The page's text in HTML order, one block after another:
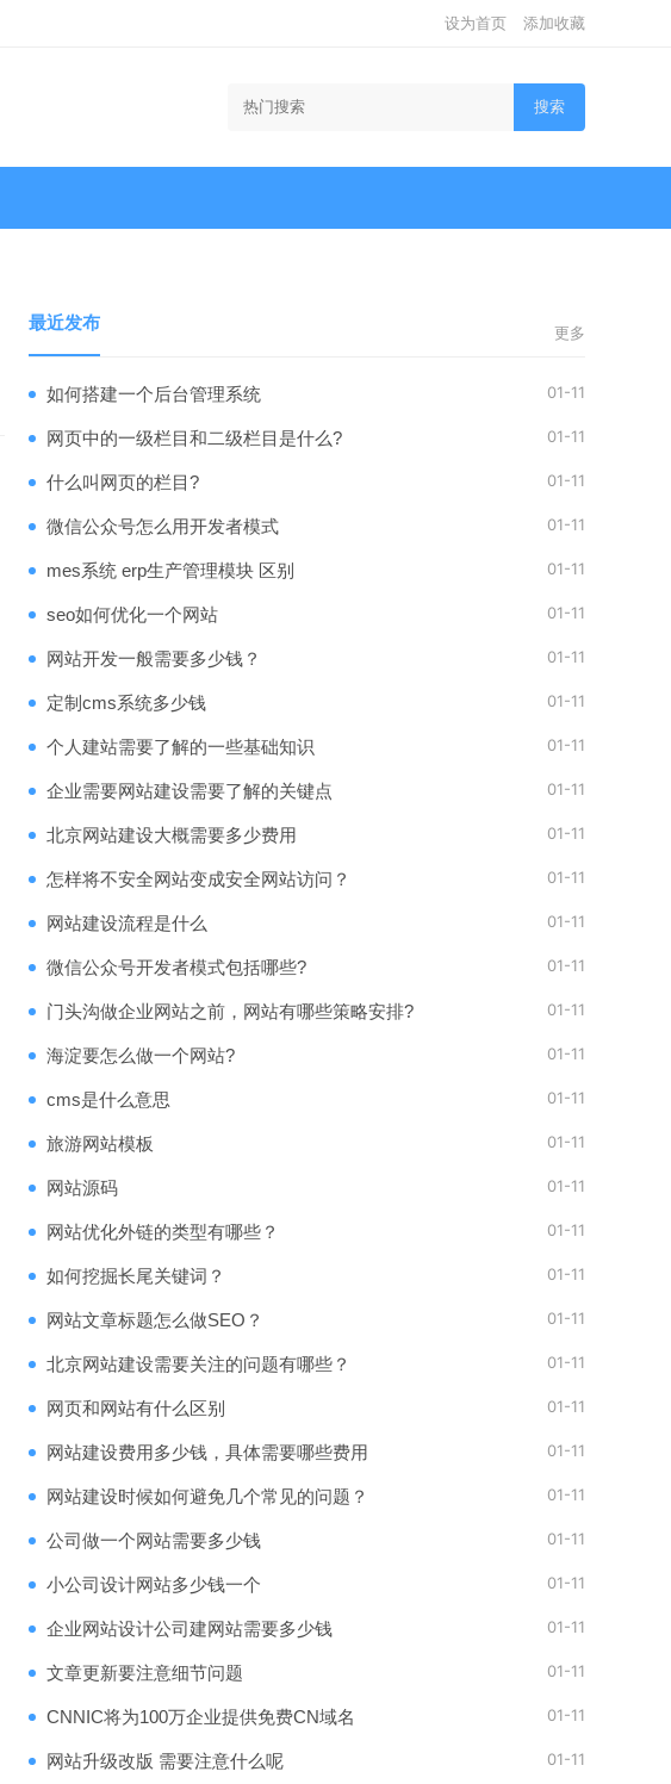
设为首页 添加收藏
搜索
最近发布 更多
如何搭建一个后台管理系统 01-11
网页中的一级栏目和二级栏目是什么? 01-11
什么叫网页的栏目? 01-11
微信公众号怎么用开发者模式 01-11
mes系统 erp生产管理模块 区别 01-11
seo如何优化一个网站 01-11
网站开发一般需要多少钱？ 01-11
定制cms系统多少钱 01-11
个人建站需要了解的一些基础知识 01-11
企业需要网站建设需要了解的关键点 01-11
北京网站建设大概需要多少费用 01-11
怎样将不安全网站变成安全网站访问？ 01-11
网站建设流程是什么 01-11
微信公众号开发者模式包括哪些? 01-11
门头沟做企业网站之前，网站有哪些策略安排? 01-11
海淀要怎么做一个网站? 01-11
cms是什么意思 01-11
旅游网站模板 01-11
网站源码 01-11
网站优化外链的类型有哪些？ 01-11
如何挖掘长尾关键词？ 01-11
网站文章标题怎么做SEO？ 01-11
北京网站建设需要关注的问题有哪些？ 01-11
网页和网站有什么区别 01-11
网站建设费用多少钱，具体需要哪些费用 01-11
网站建设时候如何避免几个常见的问题？ 01-11
公司做一个网站需要多少钱 01-11
小公司设计网站多少钱一个 01-11
企业网站设计公司建网站需要多少钱 01-11
文章更新要注意细节问题 01-11
CNNIC将为100万企业提供免费CN域名 01-11
网站升级改版 需要注意什么呢 01-11